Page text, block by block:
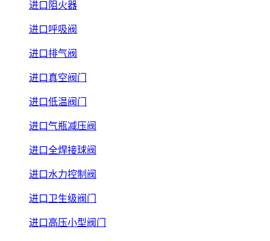
进口阻火器
进口呼吸阀
进口排气阀
进口真空阀门
进口低温阀门
进口气瓶减压阀
进口全焊接球阀
进口水力控制阀
进口卫生级阀门
进口高压小型阀门